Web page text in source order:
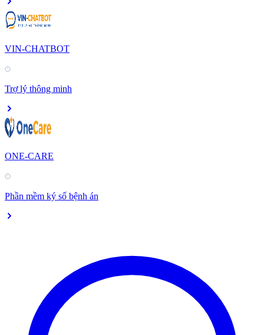
VIN-CHATBOT
Trợ lý thông minh
ONE-CARE
Phần mềm ký số bệnh án